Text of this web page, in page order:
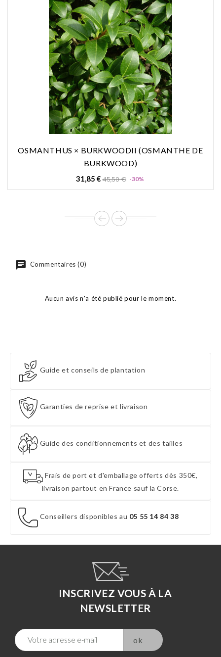
OSMANTHUS × BURKWOODII (OSMANTHE DE
BURKWOOD)
31,85 €Prix
45,50 € -30%
Commentaires (0)
Aucun avis n'a été publié pour le moment.
Guide et conseils de plantation
Garanties de reprise et livraison
Guide des conditionnements et des tailles
Frais de port et d'emballage offerts dès 350€,
livraison partout en France sauf la Corse.
Conseillers disponibles au 05 55 14 84 38
INSCRIVEZ VOUS À LA
NEWSLETTER